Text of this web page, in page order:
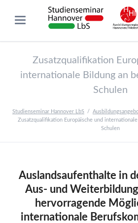
Zusatzqualifikation
internationale Bildung an
Schulen
Studienseminar Hannover LbS
Zusatzqualifikation Europäische und
Schulen
Auslandsaufenthalte in
Aus- und
hervorragende
internationale